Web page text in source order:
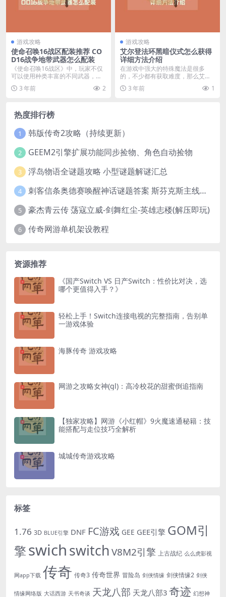
游戏攻略
使命召唤16战区配装推荐 CO
D16战争地带武器怎么配装
《使命召唤16战区》中，玩家不仅
可以使用种类丰富的不同武器，还
能给这些武器更换配...
3 年前 2
游戏攻略
艾尔登法环黑暗仪式怎么获得
详细方法介绍
在游戏中强大的特殊魔法是很多
的，不少都有获取难度，那么艾尔
登法环黑暗仪式怎么获得...
3 年前 1
热度排行榜
1 韩版传奇2攻略（持续更新）
2 GEEM2引擎扩展功能同步捡物、角色自动捡物
3 浮岛物语全谜题攻略 小型谜题解谜汇总
4 刺客信条奥德赛唤醒神话谜题答案 斯芬克斯主线攻略
5 豪杰青云传 荡寇立威-剑舞红尘-英雄志楼(解压即玩)
6 传奇网游单机架设教程
资源推荐
《国产Switch VS 日产Switch：性价比对决，选
哪个更值得入手？》
轻松上手！Switch连接电视的完整指南，告别单
一游戏体验
海豚传奇 游戏攻略
网游之攻略女神(gl)：高冷校花的甜蜜倒追指南
【独家攻略】网游《小红帽》9火魔速通秘籍：技
能搭配与走位技巧全解析
城城传奇游戏攻略
标签
1.76 3D BLUE引擎 DNF FC游戏 GEE GEE引擎 GOM引
擎swichswitchV8M2引擎 上古战纪 么么虎影视
网app下载 传奇 传奇3 传奇世界 冒险岛 剑侠情缘 剑侠情缘2 剑侠
情缘网络版 大话西游 天书奇谈 天龙八部 天龙八部3 奇迹 幻想神